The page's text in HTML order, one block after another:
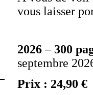
vous laisser
2026– 300
septembre
Prix : 24,90 €